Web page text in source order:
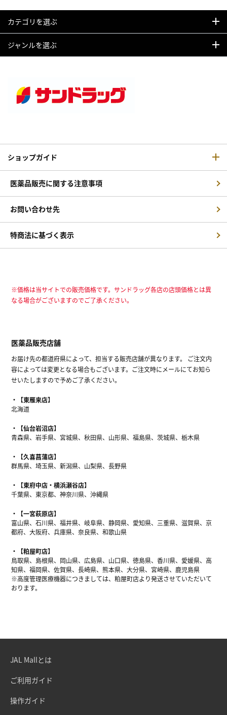
カテゴリを選ぶ
ジャンルを選ぶ
ショップガイド
医薬品販売に関する注意事項
お問い合わせ先
特商法に基づく表示
※価格は当サイトでの販売価格です。サンドラッグ各店の店頭価格とは異
なる場合がございますのでご了承ください。
医薬品販売店舗
お届け先の都道府県によって、担当する販売店舗が異なります。 ご注文内
容によっては変更となる場合もございます。ご注文時にメールにてお知ら
せいたしますので予めご了承ください。
【東雁来店】
北海道
【仙台岩沼店】
青森県、岩手県、宮城県、秋田県、山形県、福島県、茨城県、栃木県
【久喜菖蒲店】
群馬県、埼玉県、新潟県、山梨県、長野県
【東府中店・横浜瀬谷店】
千葉県、東京都、神奈川県、沖縄県
【一宮萩原店】
富山県、石川県、福井県、岐阜県、静岡県、愛知県、三重県、滋賀県、京
都府、大阪府、兵庫県、奈良県、和歌山県
【粕屋町店】
鳥取県、島根県、岡山県、広島県、山口県、徳島県、香川県、愛媛県、高
知県、福岡県、佐賀県、長崎県、熊本県、大分県、宮崎県、鹿児島県
※高度管理医療機器につきましては、粕屋町店より発送させていただいて
おります。
JAL Mallとは
ご利用ガイド
操作ガイド